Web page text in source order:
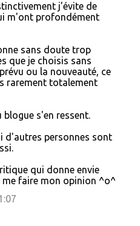
j'évite de
m'ont profondément
sans doute trop
que je choisis sans
ou la nouveauté, ce
rarement totalement
s'en ressent.
d'autres personnes sont
qui donne envie
faire mon opinion ^o^